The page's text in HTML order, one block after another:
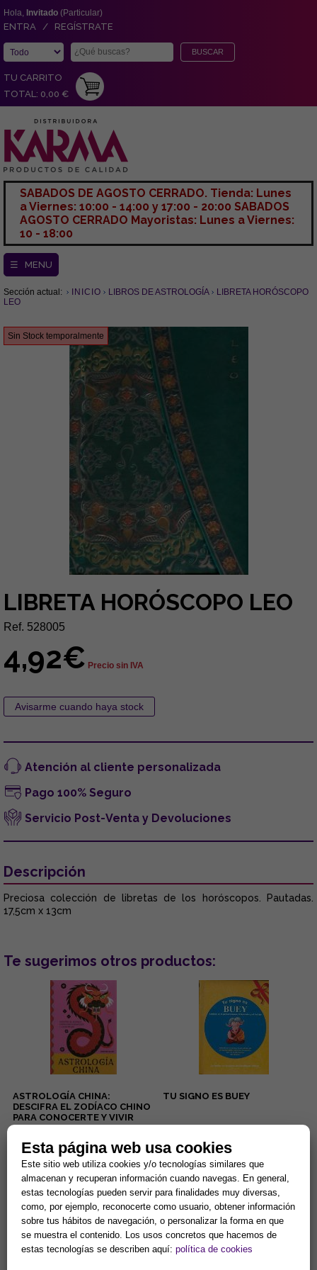
Hola, Invitado (Particular)
ENTRA / REGÍSTRATE
TU CARRITO
TOTAL: 0,00 €
SABADOS DE AGOSTO CERRADO. Tienda: Lunes
a Viernes: 10:00 - 14:00 y 17:00 - 20:00 SABADOS
AGOSTO CERRADO Mayoristas: Lunes a Viernes:
10 - 18:00
☰ MENU
Sección actual: INICIO LIBROS DE ASTROLOGÍA
LIBRETA HORÓSCOPO
LEO
Sin Stock temporalmente
LIBRETA HORÓSCOPO LEO
Ref. 528005
4,92€ Precio sin IVA
Atención al cliente personalizada
Pago 100% Seguro
Servicio Post-Venta y Devoluciones
Descripción
Preciosa colección de libretas de los horóscopos. Pautadas.
17,5cm x 13cm
Te sugerimos otros productos:
ASTROLOGÍA CHINA:
DESCIFRA EL ZODÍACO CHINO
PARA CONOCERTE Y VIVIR
MEJOR
21,11 €
Comprar
TU SIGNO ES BUEY
son dos de las características
de las personas nacidas bajo el
signo del Buey ...
2,84 €
Comprar
Esta página web usa cookies
Este sitio web utiliza cookies y/o tecnologías similares que
almacenan y recuperan información cuando navegas. En general,
estas tecnologías pueden servir para finalidades muy diversas,
como, por ejemplo, reconocerte como usuario, obtener información
sobre tus hábitos de navegación, o personalizar la forma en que
se muestra el contenido. Los usos concretos que hacemos de
estas tecnologías se describen aquí: política de cookies